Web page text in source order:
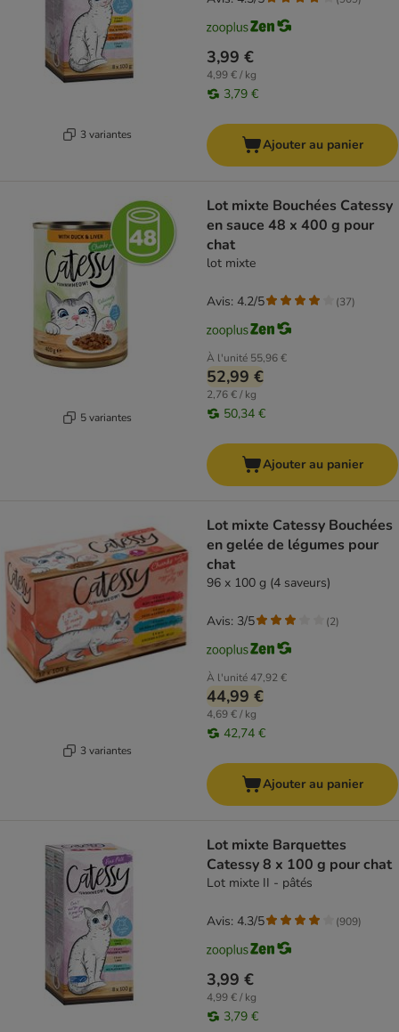
3 variantes
3,99 €
4,99 € / kg
3,79 €
Ajouter au panier
5 variantes
Lot mixte Bouchées Catessy
en sauce 48 x 400 g pour
chat
lot mixte
À l'unité 55,96 €
52,99 €
2,76 € / kg
50,34 €
Avis: 4.2/5 (37)
Ajouter au panier
3 variantes
Lot mixte Catessy Bouchées
en gelée de légumes pour
chat
96 x 100 g (4 saveurs)
À l'unité47,92 €
44,99 €
4,69 € / kg
42,74 €
Avis: 3/5 (2)
Ajouter au panier
Lot mixte Barquettes
Catessy 8 x 100 g pour chat
Lot mixte II - pâtés
3,99 €
4,99 € / kg
3,79 €
Avis: 4.3/5 (909)